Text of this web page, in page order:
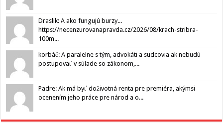
Draslik: A ako fungujú burzy...
https://necenzurovanapravda.cz/2026/08/krach-stribra-
100m...
korbáč: A paralelne s tým, advokáti a sudcovia ak nebudú
postupovať v súlade so zákonom,...
Padre: Ak má byť doživotná renta pre premiéra, akýmsi
ocenením jeho práce pre národ a o...